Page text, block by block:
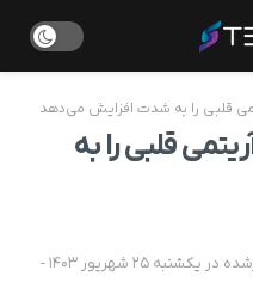
قلبی را به شدت افزایش می‌دهد
قلبی را به
پنجشنبه 28 مهر 1401 - 09:42 - به‌روزشده در یکشنبه 25 شهریور 1403 -